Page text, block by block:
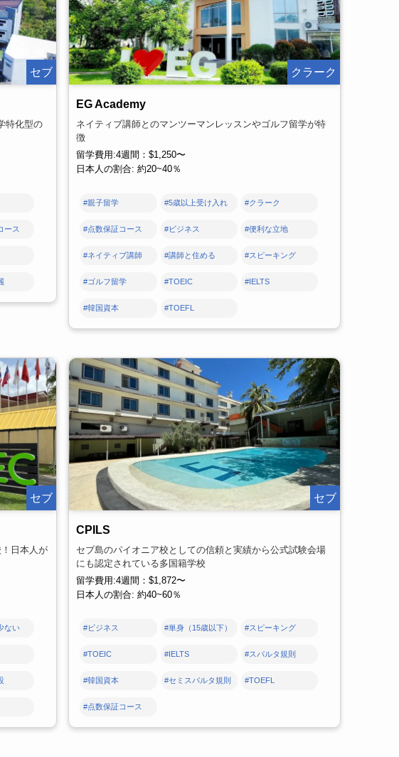
セブ
特化型の
ース
クラーク
EG Academy
ネイティブ講師とのマンツーマンレッスンやゴルフ留学が特
徴
留学費用:4週間：$1,250〜
日本人の割合: 約20~40％
#親子留学 #5歳以上受け入れ #クラーク
#点数保証コース #ビジネス #便利な立地
#ネイティブ講師 #講師と住める #スピーキング
#ゴルフ留学 #TOEIC #IELTS
#韓国資本 #TOEFL
セブ
日本人が
ない
セブ
CPILS
セブ島のパイオニア校としての信頼と実績から公式試験会場
にも認定されている多国籍学校
留学費用:4週間：$1,872〜
日本人の割合: 約40~60％
#ビジネス #単身（15歳以下） #スピーキング
#TOEIC #IELTS #スパルタ規則
#韓国資本 #セミスパルタ規則 #TOEFL
#点数保証コース